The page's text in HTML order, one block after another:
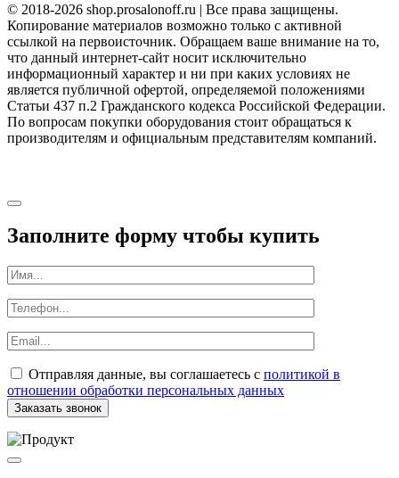
© 2018-2026 shop.prosalonoff.ru | Все права защищены.
Копирование материалов возможно только с активной
ссылкой на первоисточник. Обращаем ваше внимание на то,
что данный интернет-сайт носит исключительно
информационный характер и ни при каких условиях не
является публичной офертой, определяемой положениями
Статьи 437 п.2 Гражданского кодекса Российской Федерации.
По вопросам покупки оборудования стоит обращаться к
производителям и официальным представителям компаний.
Заполните форму чтобы купить
Отправляя данные, вы соглашаетесь с политикой в
отношении обработки персональных данных